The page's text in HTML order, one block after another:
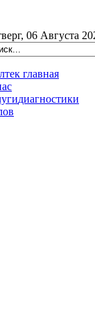
06 Августа
главная
диагностики